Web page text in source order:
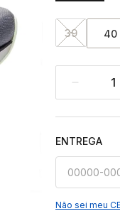
39 40
1
ENTREGA
Não sei meu